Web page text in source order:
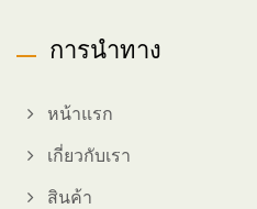
การนำทาง
หน้าแรก
เกี่ยวกับเรา
สินค้า